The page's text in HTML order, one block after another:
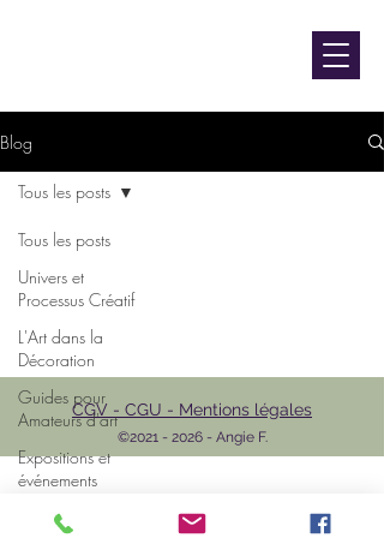
Blog
Tous les posts
Univers et
Processus Créatif
L'Art dans la
Décoration
Guides pour
Amateurs d'art
Expositions et
événements
L'Art et les
Tous les posts
CGV - CGU - Mentions légales
©2021 - 2026- Angie F.